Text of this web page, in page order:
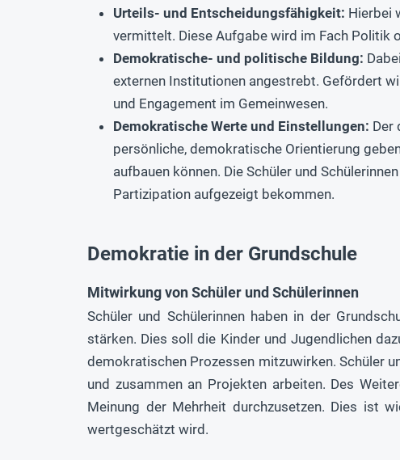
Urteils- und Entscheidungsfähigkeit: Hierbei
vermittelt. Diese Aufgabe wird im Fach Politik
Demokratische- und politische Bildung:
externen Institutionen angestrebt. Gefördert
und Engagement im Gemeinwesen.
Demokratische Werte und Einstellungen: Der
persönliche, demokratische Orientierung
aufbauen können. Die Schüler und
Partizipation aufgezeigt bekommen.
Demokratie in der Grundschule
Mitwirkung von Schüler und Schülerinnen
Schüler und Schülerinnen haben in der
stärken. Dies soll die Kinder und Jugendlichen
demokratischen Prozessen mitzuwirken. Schüler
und zusammen an Projekten arbeiten. Des
Meinung der Mehrheit durchzusetzen. Dies ist
wertgeschätzt wird.